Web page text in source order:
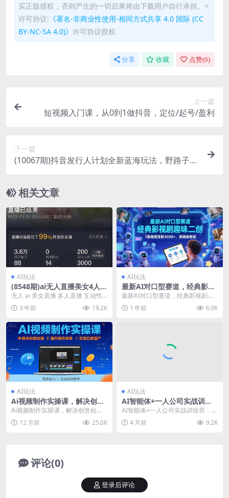
买正版授权，否则产生的一切后果将由下载用户自行承担。<
许可协议: 《署名-非商业性使用-相同方式共享 4.0 国际 (CC
BY-NC-SA 4.0)》 许可协议授权
分享 收藏 点赞(0)
上一篇
短视频入门课，从0到1做抖音，定位/起号/盈利
下一篇
(10067期)抖音发行人计划全新蓝海玩法，野路子赚
相关文章
AI玩法
(8548期)ai无人直播美女4人组
整蛊教程 【附全套资料以及教
程】
无人 ai 美女直播 多人直播 互动性
更强，每个美女都能出 境 有竞争就
有收益。...
3 年前 19.2K
AI玩法
最新AI对口型赛道，经典影视
剧趣味二创，1条视频涨粉400
0+，保姆级教程
最新AI对口型赛道，经典影视剧趣
味二创，1条视频涨粉4000+，保姆
级教程 项目...
1 年前 6.9K
AI玩法
Ai视频制作实操课，解决创意
枯竭、效率低下痛点，实现日
更量产可持续变现
Ai视频制作实操课，解决创意枯
竭、效率低下痛点，实现日更量产
可持续变现 课程介绍...
12 月前 25.0K
AI玩法
AI智能体+一人公司实战训练
营，1小时干完别人10小时的
活，彻底解放自己的双手
AI智能体+一人公司实战训练营，1
小时干完别人10小时的活，彻底解
放自己的双手 ...
4 月前 9.2K
评论(0)
登录后评论